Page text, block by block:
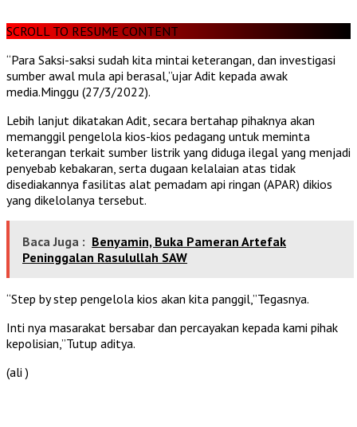
SCROLL TO RESUME CONTENT
“Para Saksi-saksi sudah kita mintai keterangan, dan investigasi
sumber awal mula api berasal,”ujar Adit kepada awak
media.Minggu (27/3/2022).
Lebih lanjut dikatakan Adit, secara bertahap pihaknya akan
memanggil pengelola kios-kios pedagang untuk meminta
keterangan terkait sumber listrik yang diduga ilegal yang menjadi
penyebab kebakaran, serta dugaan kelalaian atas tidak
disediakannya fasilitas alat pemadam api ringan (APAR) dikios
yang dikelolanya tersebut.
Baca Juga : Benyamin, Buka Pameran Artefak
Peninggalan Rasulullah SAW
“Step by step pengelola kios akan kita panggil,”Tegasnya.
Inti nya masarakat bersabar dan percayakan kepada kami pihak
kepolisian,”Tutup aditya.
(ali )